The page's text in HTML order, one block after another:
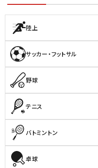
陸上
サッカー・フットサル
野球
テニス
バトミントン
卓球